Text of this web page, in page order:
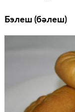
Бэлеш (бәлеш)